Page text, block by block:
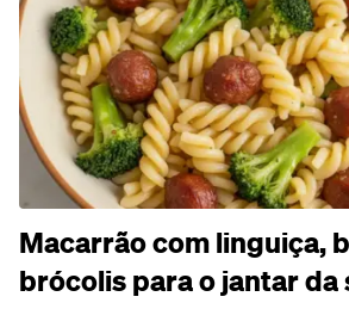
Macarrão com linguiça,
brócolis para o jantar da